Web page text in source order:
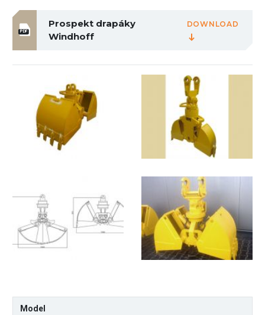
PDF
Prospekt drapáky
Windhoff
DOWNLOAD
Model